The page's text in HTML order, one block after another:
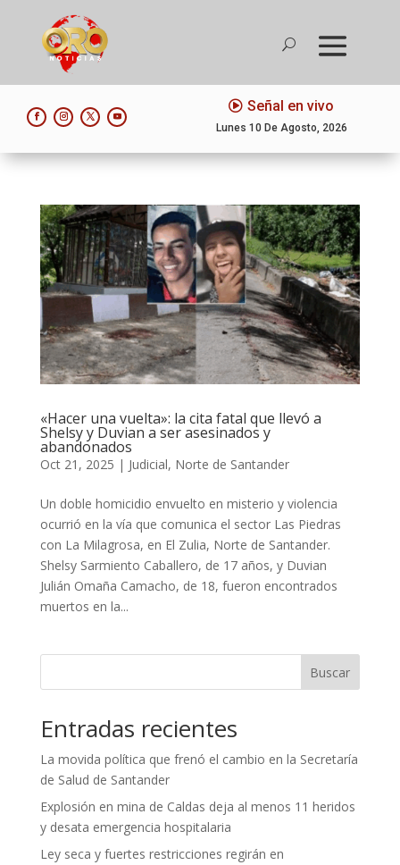
Señal en vivo
Lunes 10 De Agosto, 2026
«Hacer una vuelta»: la cita fatal que llevó a
Shelsy y Duvian a ser asesinados y
abandonados
Oct 21, 2025 | Judicial, Norte de Santander
Un doble homicidio envuelto en misterio y violencia
ocurrió en la vía que comunica el sector Las Piedras
con La Milagrosa, en El Zulia, Norte de Santander.
Shelsy Sarmiento Caballero, de 17 años, y Duvian
Julián Omaña Camacho, de 18, fueron encontrados
muertos en la...
Buscar
Entradas recientes
La movida política que frenó el cambio en la Secretaría
de Salud de Santander
Explosión en mina de Caldas deja al menos 11 heridos
y desata emergencia hospitalaria
Ley seca y fuertes restricciones regirán en